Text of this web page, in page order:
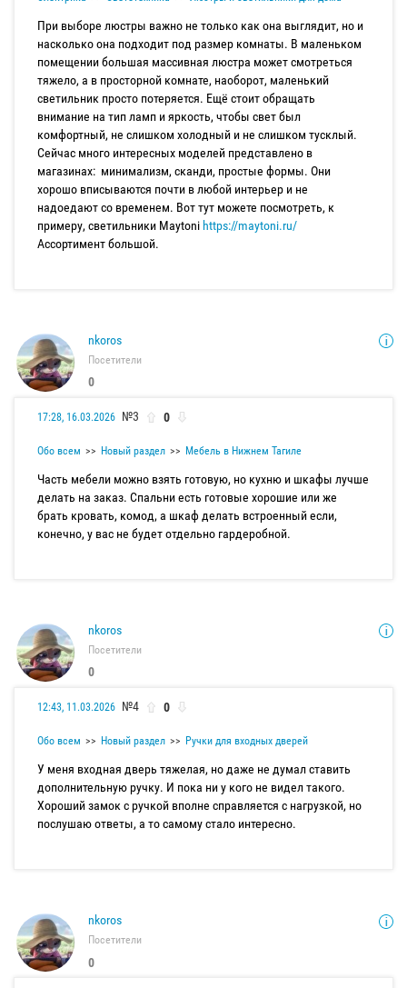
При выборе люстры важно не только как она выглядит, но и
насколько она подходит под размер комнаты. В маленьком
помещении большая массивная люстра может смотреться
тяжело, а в просторной комнате, наоборот, маленький
светильник просто потеряется. Ещё стоит обращать
внимание на тип ламп и яркость, чтобы свет был
комфортный, не слишком холодный и не слишком тусклый.
Сейчас много интересных моделей представлено в
магазинах: минимализм, сканди, простые формы. Они
хорошо вписываются почти в любой интерьер и не
надоедают со временем. Вот тут можете посмотреть, к
примеру, светильники Maytoni https://maytoni.ru/
Ассортимент большой.
nkoros
Посетители
0
17:28, 16.03.2026 №3 0
Обо всем Новый раздел Мебель в Нижнем Тагиле
Часть мебели можно взять готовую, но кухню и шкафы лучше
делать на заказ. Спальни есть готовые хорошие или же
брать кровать, комод, а шкаф делать встроенный если,
конечно, у вас не будет отдельно гардеробной.
nkoros
Посетители
0
12:43, 11.03.2026 №4 0
Обо всем Новый раздел Ручки для входных дверей
У меня входная дверь тяжелая, но даже не думал ставить
дополнительную ручку. И пока ни у кого не видел такого.
Хороший замок с ручкой вполне справляется с нагрузкой, но
послушаю ответы, а то самому стало интересно.
nkoros
Посетители
0